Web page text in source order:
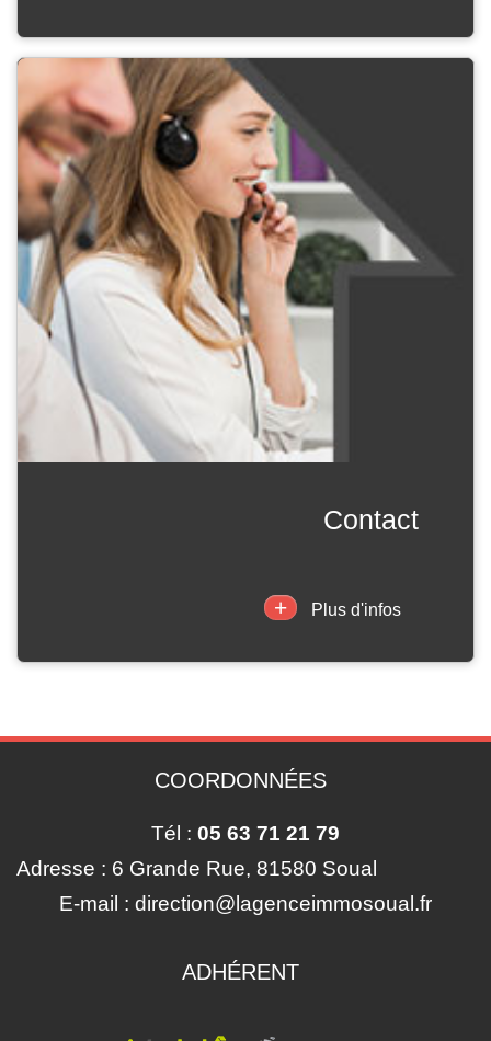
contact
+ Plus d'infos
COORDONNÉES
Tél : 05 63 71 21 79
E-mail : direction@lagenceimmosoual.fr
Adresse : 6 Grande Rue, 81580 Soual
ADHÉRENT